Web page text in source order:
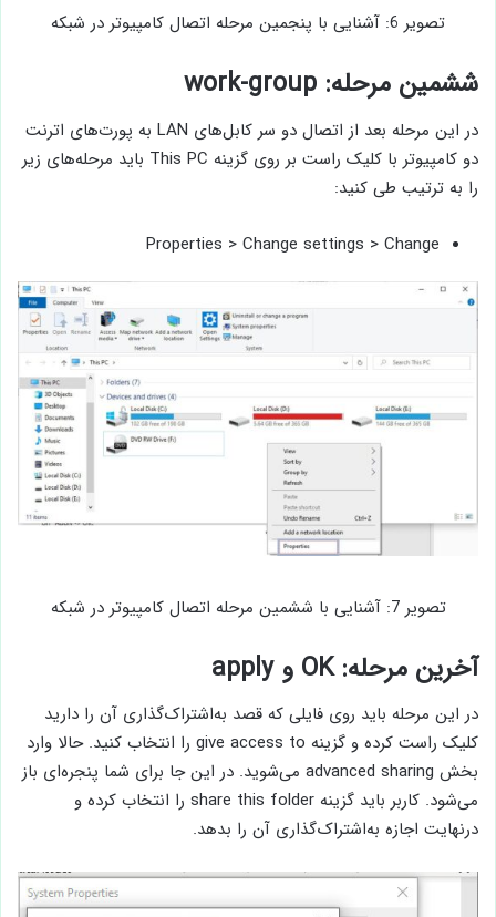
تصویر 6: آشنایی با پنجمین مرحله اتصال کامپیوتر در شبکه
ششمین مرحله: work-group
در این مرحله بعد از اتصال دو سر کابل‌های LAN به پورت‌های اترنت
دو کامپیوتر با کلیک راست بر روی گزینه This PC باید مرحله‌های زیر
را به ترتیب طی کنید:
Properties > Change settings > Change
تصویر 7: آشنایی با ششمین مرحله اتصال کامپیوتر در شبکه
آخرین مرحله: OK و apply
در این مرحله باید روی فایلی که قصد به‌اشتراک‌گذاری آن را دارید
کلیک راست کرده و گزینه give access to را انتخاب کنید. حالا وارد
بخش advanced sharing می‌شوید. در این جا برای شما پنجره‌ای باز
می‌شود. کاربر باید گزینه share this folder را انتخاب کرده و
درنهایت اجازه به‌اشتراک‌گذاری آن را بدهد.